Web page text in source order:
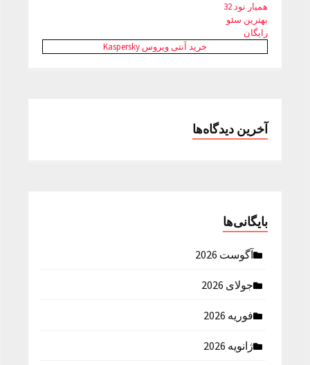
همیار نود 32
بهترین سئو
رایگان
خرید آنتی ویروس Kaspersky
آخرین دیدگاه‌ها
بایگانی‌ها
آگوست 2026
جولای 2026
فوریه 2026
ژانویه 2026